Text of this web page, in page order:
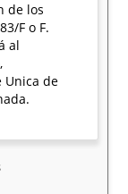
de los
F o F.
al
Unica de